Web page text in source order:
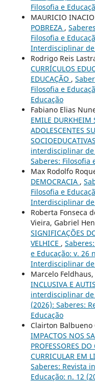
Filosofia e
MAURICIO
POBREZA ,
Filosofia e
Interdisciplinar de
Rodrigo Reis
CURRÍCULOS
EDUCAÇÃO ,
Filosofia e
Educação
Fabiano Elias
EMILE DURKHEIM
ADOLESCENTES
interdisciplinar de
Saberes: Filosofia
Max Rodolfo
DEMOCRACIA ,
Filosofia e
Interdisciplinar de
Roberta Fonseca
Vieira, Gabriel
SIGNIFICAÇÕES
VELHICE ,
e Educação: v. 26
Interdisciplinar de
Marcelo
INCLUSIVA E
interdisciplinar de
(2026): Saberes:
Educação
Clairton
IMPACTOS NOS
PROFESSORES
CURRICULAR EM
Saberes: Revista
Educação: n. 12